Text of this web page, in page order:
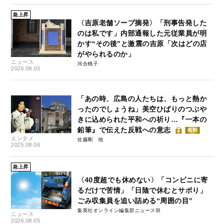
急上昇
ニュース
2026.08.05
〈吉原老舗ソープ摘発〉「刑事告発した
のは私です」内部通報した元従業員が明
かす“その後”と激震の吉原「次はどの店
がやられるのか」
河合桃子
エンタメ
2025.08.06
「あの時、広島の人たちは、もっと熱か
ったのでしょうね」美空ひばりのつぶや
きに込められた平和への祈り…『一本の
鉛筆』で伝えた反戦への意志
有料
佐藤剛
急上昇
ニュース
2026.08.05
〈40度超でも休めない〉「コンビニに寄
るだけで苦情」「日陰で休むとサボり」
ごみ収集員を追い詰める“周囲の目”
集英社オンライン編集部ニュース班